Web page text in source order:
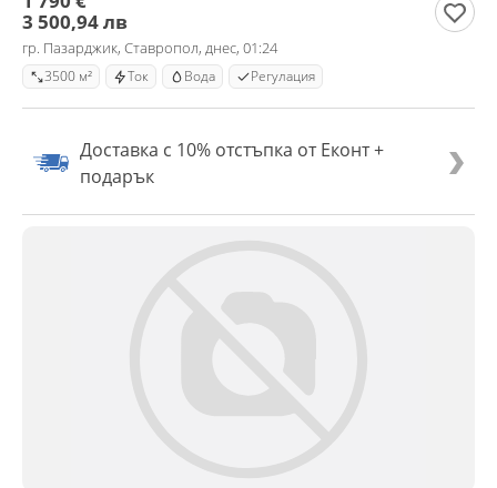
3 500,94 лв
гр. Пазарджик, Ставропол, днес, 01:24
3500 м² Ток Вода Регулация
Доставка с 10% отстъпка от Еконт +
подарък